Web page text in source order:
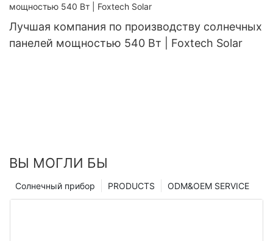
Лучшая компания по производству солнечных
панелей мощностью 540 Вт | Foxtech Solar
ВЫ МОГЛИ БЫ
ODM&OEM SERVICE
PRODUCTS
Солнечный прибор